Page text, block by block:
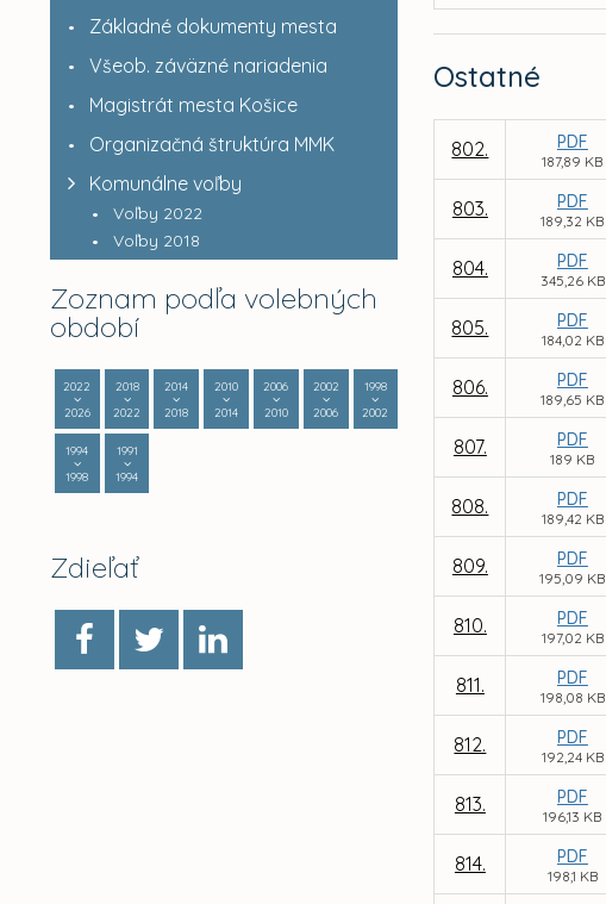
Základné dokumenty mesta
Všeob. záväzné nariadenia
Magistrát mesta Košice
Organizačná štruktúra MMK
Komunálne voľby
Voľby 2022
Voľby 2018
Zoznam podľa volebných
období
2022
2026
2018
2022
2014
2018
2010
2014
2006
2010
2002
2006
1998
2002
1994
1998
1991
1994
Zdieľať
Ostatné
802. PDF
187,89 KB
803. PDF
189,32 KB
804. PDF
345,26 KB
805. PDF
184,02 KB
806. PDF
189,65 KB
807. PDF
189 KB
808. PDF
189,42 KB
809. PDF
195,09 KB
810. PDF
197,02 KB
811. PDF
198,08 KB
812. PDF
192,24 KB
813. PDF
196,13 KB
814. PDF
198,1 KB